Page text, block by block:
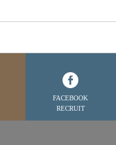
FACEBOOK
RECRUIT